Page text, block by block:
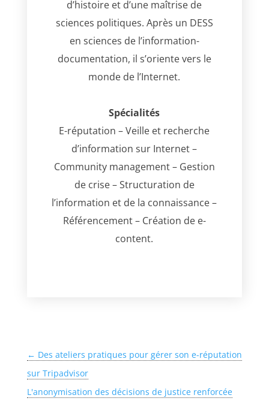
d’histoire et d’une maîtrise de
sciences politiques. Après un DESS
en sciences de l’information-
documentation, il s’oriente vers le
monde de l’Internet.
Spécialités
E-réputation – Veille et recherche
d’information sur Internet –
Community management – Gestion
de crise – Structuration de
l’information et de la connaissance –
Référencement – Création de e-
content.
← Des ateliers pratiques pour gérer son e-réputation
sur Tripadvisor
L'anonymisation des décisions de justice renforcée